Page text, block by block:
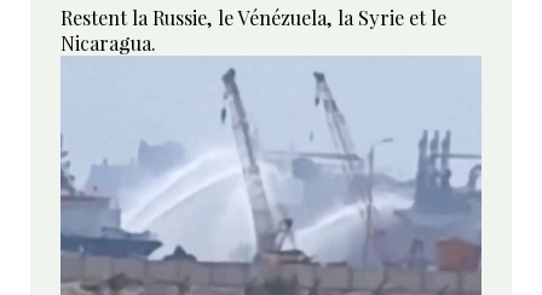
Restent la Russie, le Vénézuela, la Syrie et le
Nicaragua.